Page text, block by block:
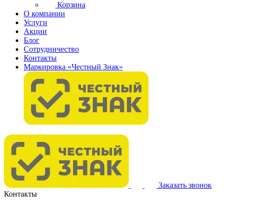
Корзина
О компании
Услуги
Акции
Блог
Сотрудничество
Контакты
Маркировка «Честный Знак»
Заказать звонок
Контакты